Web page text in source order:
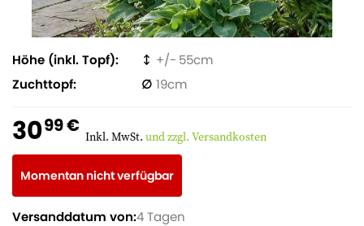
Höhe (inkl. Topf)
55
Zuchttopf
19
3099 € Inkl. MwSt. und zzgl. Versandkosten
Momentan nicht verfügbar
Versanddatum von:4 Tagen